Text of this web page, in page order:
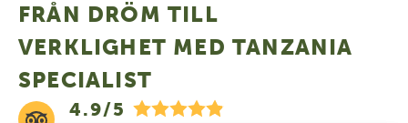
FRÅN DRÖM TILL
VERKLIGHET MED TANZANIA
SPECIALIST
4.9/5